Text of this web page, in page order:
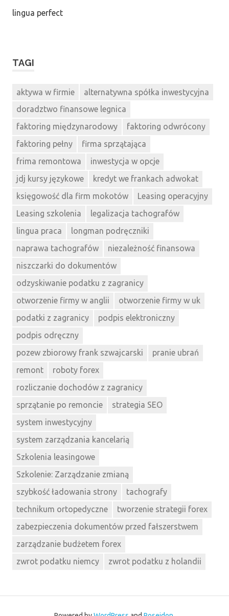
lingua perfect
TAGI
aktywa w firmie
alternatywna spółka inwestycyjna
doradztwo finansowe legnica
faktoring międzynarodowy
faktoring odwrócony
faktoring pełny
firma sprzątająca
frima remontowa
inwestycja w opcje
jdj kursy językowe
kredyt we frankach adwokat
księgowość dla firm mokotów
Leasing operacyjny
Leasing szkolenia
legalizacja tachografów
lingua praca
longman podręczniki
naprawa tachografów
niezależność finansowa
niszczarki do dokumentów
odzyskiwanie podatku z zagranicy
otworzenie firmy w anglii
otworzenie firmy w uk
podatki z zagranicy
podpis elektroniczny
podpis odręczny
pozew zbiorowy frank szwajcarski
pranie ubrań
remont
roboty forex
rozliczanie dochodów z zagranicy
sprzątanie po remoncie
strategia SEO
system inwestycyjny
system zarządzania kancelarią
Szkolenia leasingowe
Szkolenie: Zarządzanie zmianą
szybkość ładowania strony
tachografy
technikum ortopedyczne
tworzenie strategii forex
zabezpieczenia dokumentów przed fałszerstwem
zarządzanie budżetem forex
zwrot podatku niemcy
zwrot podatku z holandii